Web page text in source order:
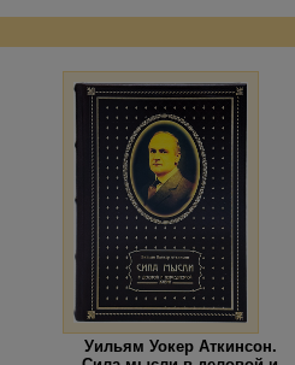
Уильям Уокер Аткинсон.